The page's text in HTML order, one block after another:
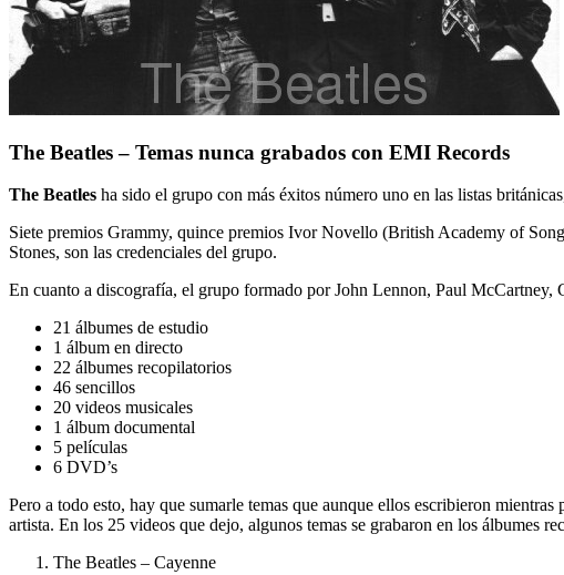
The Beatles – Temas nunca grabados con EMI Records
The Beatles ha sido el grupo con más éxitos número uno en las listas
Siete premios Grammy, quince premios Ivor Novello (British Academy of
Stones, son las credenciales del grupo.
En cuanto a discografía, el grupo formado por John Lennon, Paul McCartney,
21 álbumes de estudio
1 álbum en directo
22 álbumes recopilatorios
46 sencillos
20 videos musicales
1 álbum documental
5 películas
6 DVD’s
Pero a todo esto, hay que sumarle temas que aunque ellos escribieron
artista. En los 25 videos que dejo, algunos temas se grabaron en los álbumes
The Beatles – Cayenne